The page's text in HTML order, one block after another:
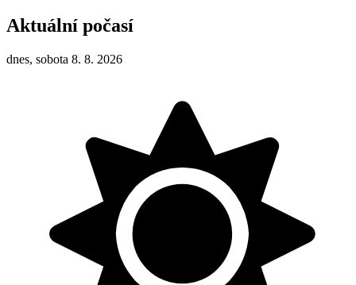
Aktuální počasí
dnes, sobota 8. 8. 2026